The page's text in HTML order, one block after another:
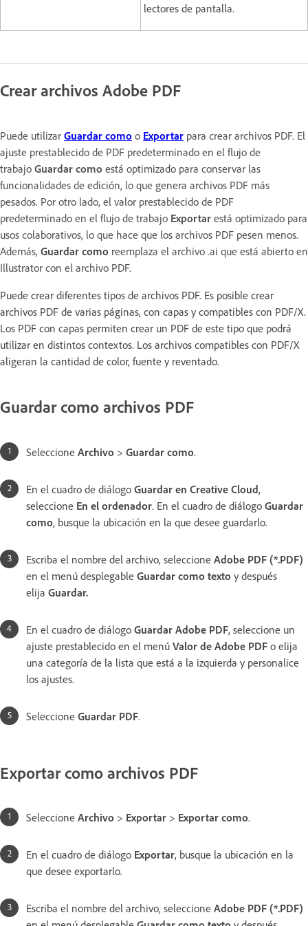
lectores de pantalla.
Crear archivos Adobe PDF
Puede utilizar Guardar como o Exportar para crear archivos PDF. El
ajuste prestablecido de PDF predeterminado en el flujo de
trabajo Guardar como está optimizado para conservar las
funcionalidades de edición, lo que genera archivos PDF más
pesados. Por otro lado, el valor prestablecido de PDF
predeterminado en el flujo de trabajo Exportar está optimizado para
usos colaborativos, lo que hace que los archivos PDF pesen menos.
Además, Guardar como reemplaza el archivo .ai que está abierto en
Illustrator con el archivo PDF.
Puede crear diferentes tipos de archivos PDF. Es posible crear
archivos PDF de varias páginas, con capas y compatibles con PDF/X.
Los PDF con capas permiten crear un PDF de este tipo que podrá
utilizar en distintos contextos. Los archivos compatibles con PDF/X
aligeran la cantidad de color, fuente y reventado.
Guardar como archivos PDF
Seleccione Archivo > Guardar como.
En el cuadro de diálogo Guardar en Creative Cloud,
seleccione En el ordenador. En el cuadro de diálogo Guardar
como, busque la ubicación en la que desee guardarlo.
Escriba el nombre del archivo, seleccione Adobe PDF (*.PDF)
en el menú desplegable Guardar como texto y después
elija Guardar.
En el cuadro de diálogo Guardar Adobe PDF, seleccione un
ajuste prestablecido en el menú Valor de Adobe PDF o elija
una categoría de la lista que está a la izquierda y personalice
los ajustes.
Seleccione Guardar PDF.
Exportar como archivos PDF
Seleccione Archivo > Exportar > Exportar como.
En el cuadro de diálogo Exportar, busque la ubicación en la
que desee exportarlo.
Escriba el nombre del archivo, seleccione Adobe PDF (*.PDF)